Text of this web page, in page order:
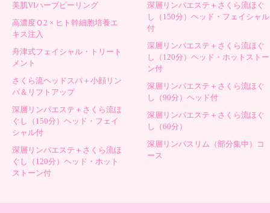
美肌VIハーブピーリング
高濃度Ｏ2 × ヒト幹細胞培養エ
キス注入
舟津式フェイシャル・トリート
メント
さくら流ヘッドスパ＋小顔リン
パ＆リフトアップ
深層リンパエステ＋さくら流ほ
ぐし（150分）ヘッド・フェイ
シャル付
深層リンパエステ＋さくら流ほ
ぐし（120分）ヘッド・ホット
ストーン付
深層リンパエステ＋さくら流ほぐ
し（150分）ヘッド・フェイシャル
付
深層リンパエステ＋さくら流ほぐ
し（120分）ヘッド・ホットストー
ン付
深層リンパエステ＋さくら流ほぐ
し（90分）ヘッド付
深層リンパエステ＋さくら流ほぐ
し（60分）
深層リンパスリム（部分集中）コ
ース